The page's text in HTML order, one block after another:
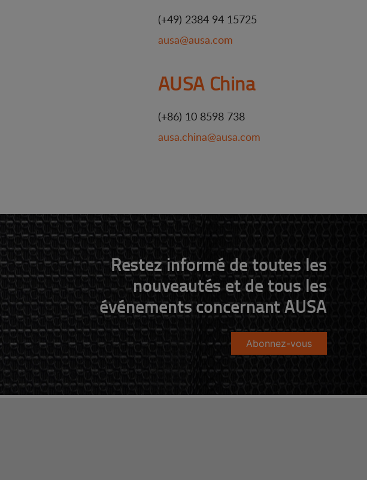
(+49) 2384 94 15725
ausa@ausa.com
AUSA China
(+86) 10 8598 738
ausa.china@ausa.com
Restez informé de toutes les
nouveautés et de tous les
événements concernant AUSA
Abonnez-vous